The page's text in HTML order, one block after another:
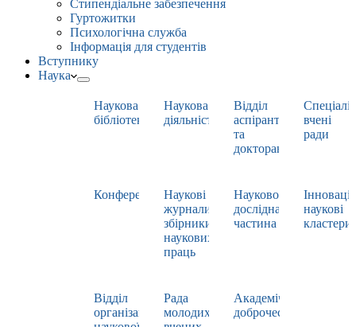
Стипендіальне забезпечення
Гуртожитки
Психологічна служба
Інформація для студентів
Вступнику
Наука
Наукова
бібліотека
Наукова
діяльність
Відділ
аспірантури
та
докторантури
вчені
ради
Конференції
Наукові
журнали,
збірники
наукових
праць
Науково-
дослідна
частина
наукові
кластери
Відділ
організації
Рада
молодих
Академічна
доброчесність